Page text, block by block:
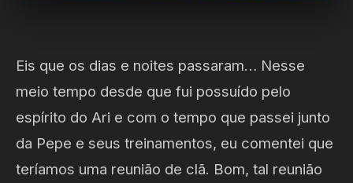
Eis que os dias e noites passaram… Nesse
meio tempo desde que fui possuído pelo
espírito do Ari e com o tempo que passei junto
da Pepe e seus treinamentos, eu comentei que
teríamos uma reunião de clã. Bom, tal reunião